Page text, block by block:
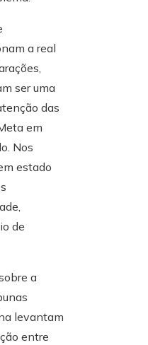
a real
ser uma
das
em
Nos
estado
de
a
levantam
entre